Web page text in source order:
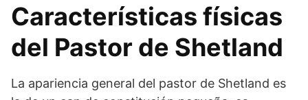
Características físicas
del Pastor de Shetland
La apariencia general del pastor de Shetland es